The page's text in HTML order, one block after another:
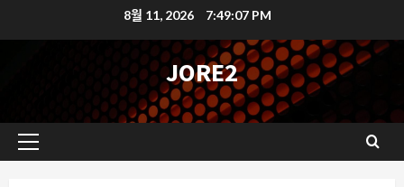
텐
가
8월 11, 2026 7:49:08 PM
JORE2
기